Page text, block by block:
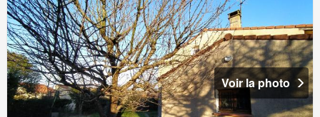
Voir la photo